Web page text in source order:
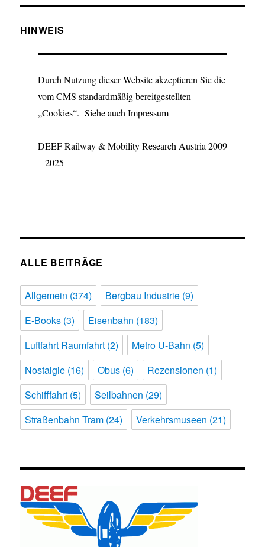
HINWEIS
Durch Nutzung dieser Website akzeptieren Sie die
vom CMS standardmäßig bereitgestellten
„Cookies“. Siehe auch Impressum
DEEF Railway & Mobility Research Austria 2009
– 2025
ALLE BEITRÄGE
Allgemein (374) Bergbau Industrie (9)
E-Books (3) Eisenbahn (183)
Luftfahrt Raumfahrt (2) Metro U-Bahn (5)
Nostalgie (16) Obus (6) Rezensionen (1)
Schifffahrt (5) Seilbahnen (29)
Straßenbahn Tram (24) Verkehrsmuseen (21)